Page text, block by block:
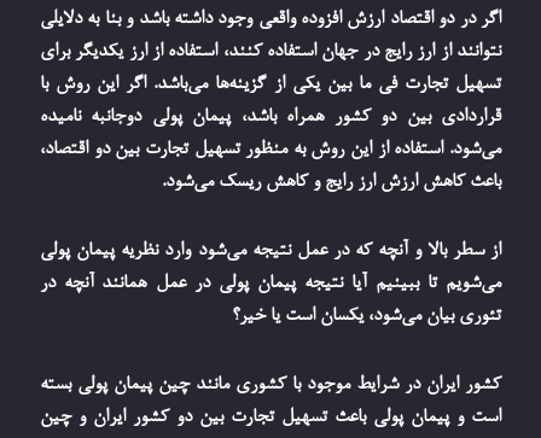
اگر در دو اقتصاد ارزش افزوده واقعی وجود داشته باشد و بنا به دلایلی
نتوانند از ارز رایج در جهان استفاده کنند، استفاده از ارز یکدیگر برای
تسهیل تجارت فی ما بین یکی از گزینه‌ها می‌باشد. اگر این روش با
قراردادی بین دو کشور همراه باشد، پیمان پولی دوجانبه نامیده
می‌شود. استفاده از این روش به منظور تسهیل تجارت بین دو اقتصاد،
باعث کاهش ارزش ارز رایج و کاهش ریسک می‌شود.
از سطر بالا و آنچه که در عمل نتیجه می‌شود وارد نظریه پیمان پولی
می‌شویم تا ببینیم آیا نتیجه پیمان پولی در عمل همانند آنچه در
تئوری بیان می‌شود، یکسان است یا خیر؟
کشور ایران در شرایط موجود با کشوری مانند چین پیمان پولی بسته
است و پیمان پولی باعث تسهیل تجارت بین دو کشور ایران و چین